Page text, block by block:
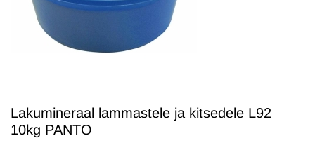
Lakumineraal lammastele ja kitsedele L92
10kg PANTO